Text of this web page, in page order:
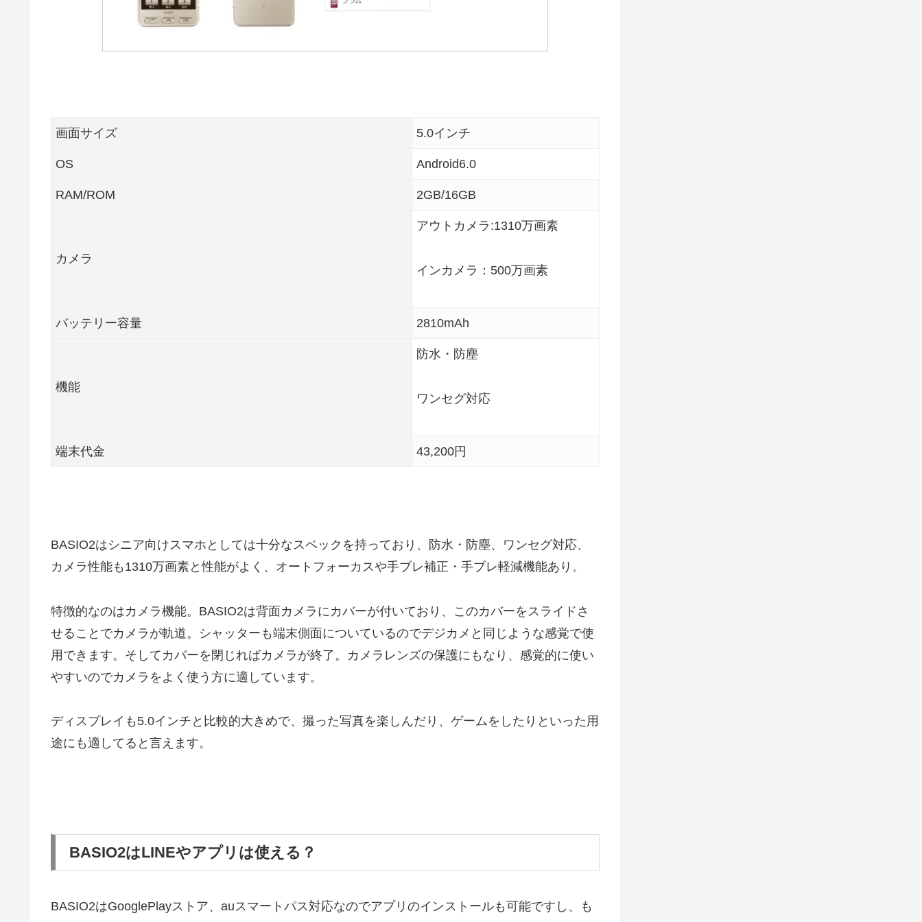
画面サイズ 5.0インチ
OS Android6.0
RAM/ROM 2GB/16GB
カメラ
アウトカメラ:1310万画素
インカメラ：500万画素
バッテリー容量 2810mAh
機能
防水・防塵
ワンセグ対応
端末代金 43,200円
BASIO2はシニア向けスマホとしては十分なスペックを持っており、防水・防塵、ワンセグ対応、
カメラ性能も1310万画素と性能がよく、オートフォーカスや手ブレ補正・手ブレ軽減機能あり。
特徴的なのはカメラ機能。BASIO2は背面カメラにカバーが付いており、このカバーをスライドさ
せることでカメラが軌道。シャッターも端末側面についているのでデジカメと同じような感覚で使
用できます。そしてカバーを閉じればカメラが終了。カメラレンズの保護にもなり、感覚的に使い
やすいのでカメラをよく使う方に適しています。
ディスプレイも5.0インチと比較的大きめで、撮った写真を楽しんだり、ゲームをしたりといった用
途にも適してると言えます。
BASIO2はLINEやアプリは使える？
BASIO2はGooglePlayストア、auスマートパス対応なのでアプリのインストールも可能ですし、も